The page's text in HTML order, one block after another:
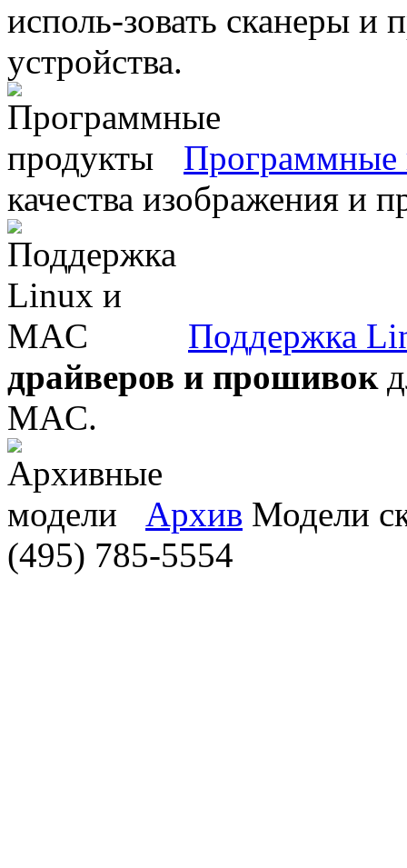
исполь-зовать сканеры и
устройства.
Программные
качества изображения и
Поддержка
драйверов и прошивок
MAC.
Архив Модели
(495) 785-5554